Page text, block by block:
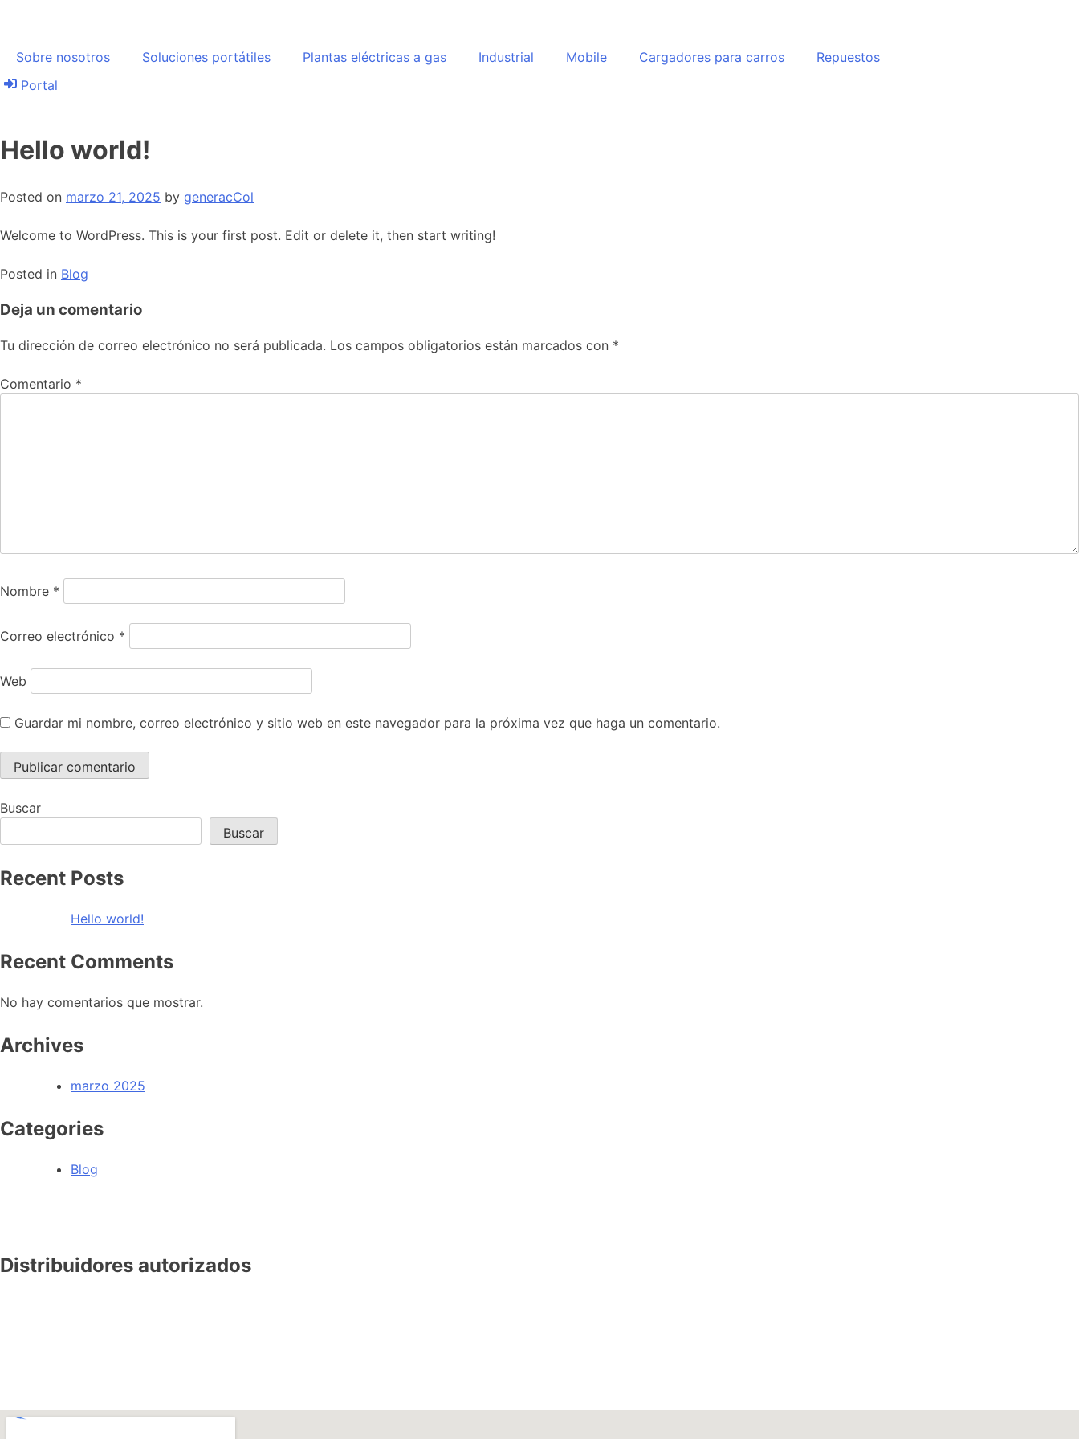
Sobre nosotros Soluciones portátiles Plantas eléctricas a gas Industrial Mobile Cargadores para carros
Repuestos
Portal
Hello world!
Posted on marzo 21, 2025 by generacCol
Welcome to WordPress. This is your first post. Edit or delete it, then start writing!
Posted in Blog
Deja un comentario
Tu dirección de correo electrónico no será publicada. Los campos obligatorios están marcados con *
Comentario *
Nombre *
Correo electrónico *
Web
Guardar mi nombre, correo electrónico y sitio web en este navegador para la próxima vez que haga un comentario.
Buscar
Buscar
Recent Posts
Hello world!
Recent Comments
No hay comentarios que mostrar.
Archives
marzo 2025
Categories
Blog
Distribuidores autorizados